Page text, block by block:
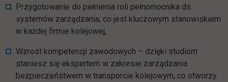
Przygotowanie do pełnienia roli pełnomocnika ds.
systemów zarządzania, co jest kluczowym stanowiskiem
w każdej firmie kolejowej,
Wzrost kompetencji zawodowych – dzięki studiom
staniesz się ekspertem w zakresie zarządzania
bezpieczeństwem w transporcie kolejowym, co otworzy